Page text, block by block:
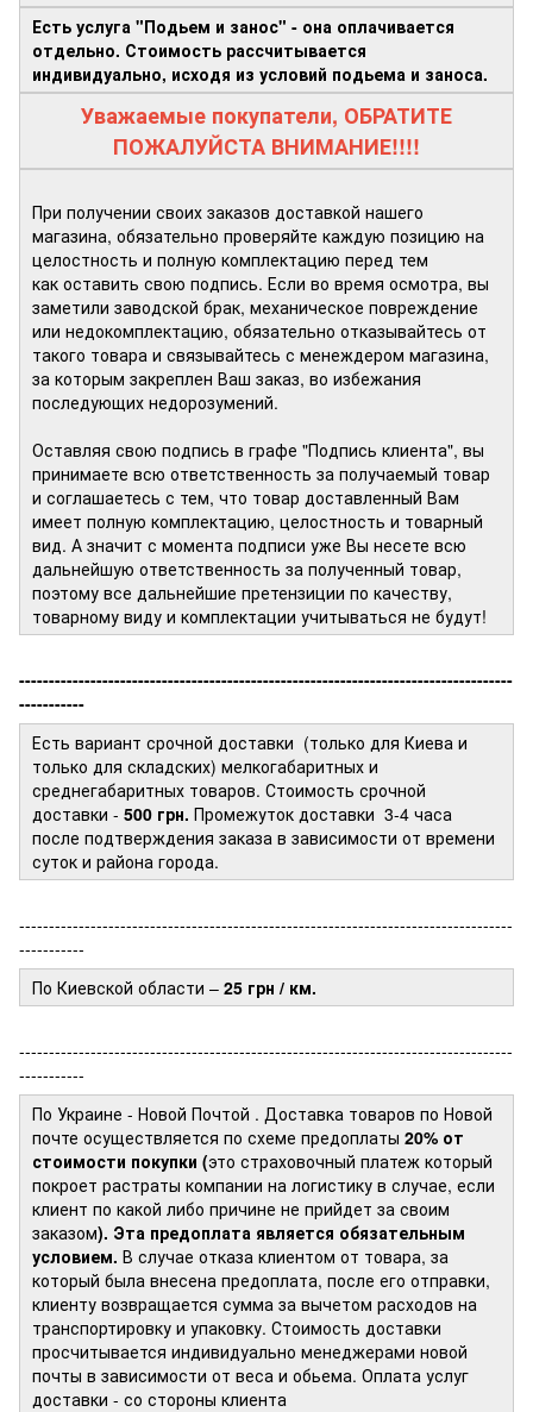
Есть услуга "Подьем и занос" - она оплачивается
отдельно. Стоимость рассчитывается
индивидуально, исходя из условий подьема и заноса.
Уважаемые покупатели, ОБРАТИТЕ
ПОЖАЛУЙСТА ВНИМАНИЕ!!!!
При получении своих заказов доставкой нашего
магазина, обязательно проверяйте каждую позицию на
целостность и полную комплектацию перед тем
как оставить свою подпись. Если во время осмотра, вы
заметили заводской брак, механическое повреждение
или недокомплектацию, обязательно отказывайтесь от
такого товара и связывайтесь с менеждером магазина,
за которым закреплен Ваш заказ, во избежания
последующих недорозумений.
Оставляя свою подпись в графе "Подпись клиента", вы
принимаете всю ответственность за получаемый товар
и соглашаетесь с тем, что товар доставленный Вам
имеет полную комплектацию, целостность и товарный
вид. А значит с момента подписи уже Вы несете всю
дальнейшую ответственность за полученный товар,
поэтому все дальнейшие претензиции по качеству,
товарному виду и комплектации учитываться не будут!
-----------------------------------------------------------------------------------
-----------
Есть вариант срочной доставки (только для Киева и
только для складских) мелкогабаритных и
среднегабаритных товаров. Стоимость срочной
доставки - 500 грн. Промежуток доставки 3-4 часа
после подтверждения заказа в зависимости от времени
суток и района города.
-----------------------------------------------------------------------------------
-----------
По Киевской области – 25 грн / км.
-----------------------------------------------------------------------------------
-----------
По Украине - Новой Почтой . Доставка товаров по Новой
почте осуществляется по схеме предоплаты 20% от
стоимости покупки (это страховочный платеж который
покроет растраты компании на логистику в случае, если
клиент по какой либо причине не прийдет за своим
заказом). Эта предоплата является обязательным
условием. В случае отказа клиентом от товара, за
который была внесена предоплата, после его отправки,
клиенту возвращается сумма за вычетом расходов на
транспортировку и упаковку. Стоимость доставки
просчитывается индивидуально менеджерами новой
почты в зависимости от веса и обьема. Оплата услуг
доставки - со стороны клиента